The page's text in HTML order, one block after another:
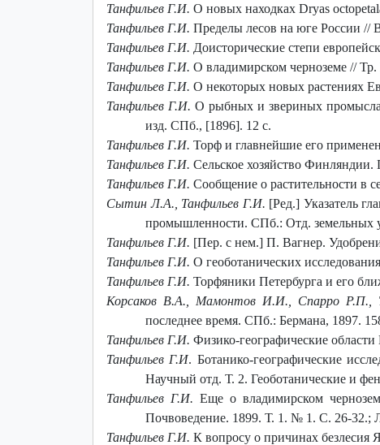
Танфильев Г.И. О новых находках Dryas
Танфильев Г.И. Пределы лесов на юге России //
Танфильев Г.И. Доисторические степи
Танфильев Г.И. О владимирском черноземе //
Танфильев Г.И. О некоторых новых растениях
Танфильев Г.И. О рыбных и звериных
изд. СПб., [1896]. 12 с.
Танфильев Г.И. Торф и главнейшие его
Танфильев Г.И. Сельское хозяйство Финляндии.
Танфильев Г.И. Сообщение о растительности в
Сытин Л.А., Танфильев Г.И. [Ред.] Указатель
промышленности. СПб.: Отд. земельных
Танфильев Г.И. [Пер. с нем.] П. Вагнер.
Танфильев Г.И. О геоботанических
Танфильев Г.И. Торфяники Петербурга и его
Корсаков В.А., Мамонтов И.И., Спарро Р.П.,
последнее время. СПб.: Бермана, 1897.
Танфильев Г.И. Физико-географические
Танфильев Г.И. Ботанико-географические
Научный отд. Т. 2. Геоботанические и
Танфильев Г.И. Еще о владимирском
Почвоведение. 1899. Т. 1. № 1. С. 26-32.;
Танфильев Г.И. К вопросу о причинах